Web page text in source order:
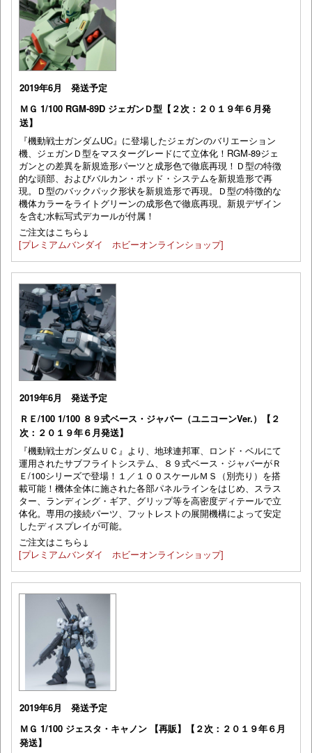
2019年6月 発送予定
ＭＧ 1/100 RGM-89D ジェガンＤ型【２次：２０１９年６月発
送】
『機動戦士ガンダムUC』に登場したジェガンのバリエーション
機、ジェガンＤ型をマスターグレードにて立体化！RGM-89ジェ
ガンとの差異を新規造形パーツと成形色で徹底再現！Ｄ型の特徴
的な頭部、およびバルカン・ポッド・システムを新規造形で再
現。Ｄ型のバックパック形状を新規造形で再現。Ｄ型の特徴的な
機体カラーをライトグリーンの成形色で徹底再現。新規デザイン
を含む水転写式デカールが付属！
ご注文はこちら↓
[プレミアムバンダイ ホビーオンラインショップ]
2019年6月 発送予定
ＲＥ/100 1/100 ８９式ベース・ジャバー（ユニコーンVer.）【２
次：２０１９年６月発送】
『機動戦士ガンダムＵＣ』より、地球連邦軍、ロンド・ベルにて
運用されたサブフライトシステム、８９式ベース・ジャバーがＲ
Ｅ/100シリーズで登場！１／１００スケールＭＳ（別売り）を搭
載可能！機体全体に施された各部パネルラインをはじめ、スラス
ター、ランディング・ギア、グリップ等を高密度ディテールで立
体化。専用の接続パーツ、フットレストの展開機構によって安定
したディスプレイが可能。
ご注文はこちら↓
[プレミアムバンダイ ホビーオンラインショップ]
2019年6月 発送予定
ＭＧ 1/100 ジェスタ・キャノン 【再販】【２次：２０１９年６月
発送】